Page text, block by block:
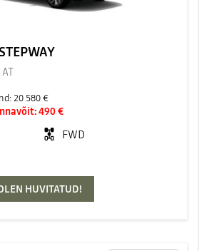
20 580 €
490 €
FWD
HUVITATUD!